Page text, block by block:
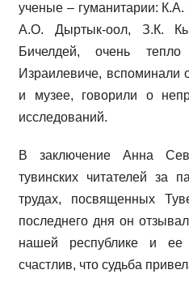
ученые – гуманитарии:
А.О. Дыртык-оол, З.К.
Бичелдей, очень
Израилевиче,
и музее, говорили о
исследований.
В заключение Анна
тувинских читателей за
трудах, посвященных
последнего дня он
нашей республике и
счастлив, что судьба